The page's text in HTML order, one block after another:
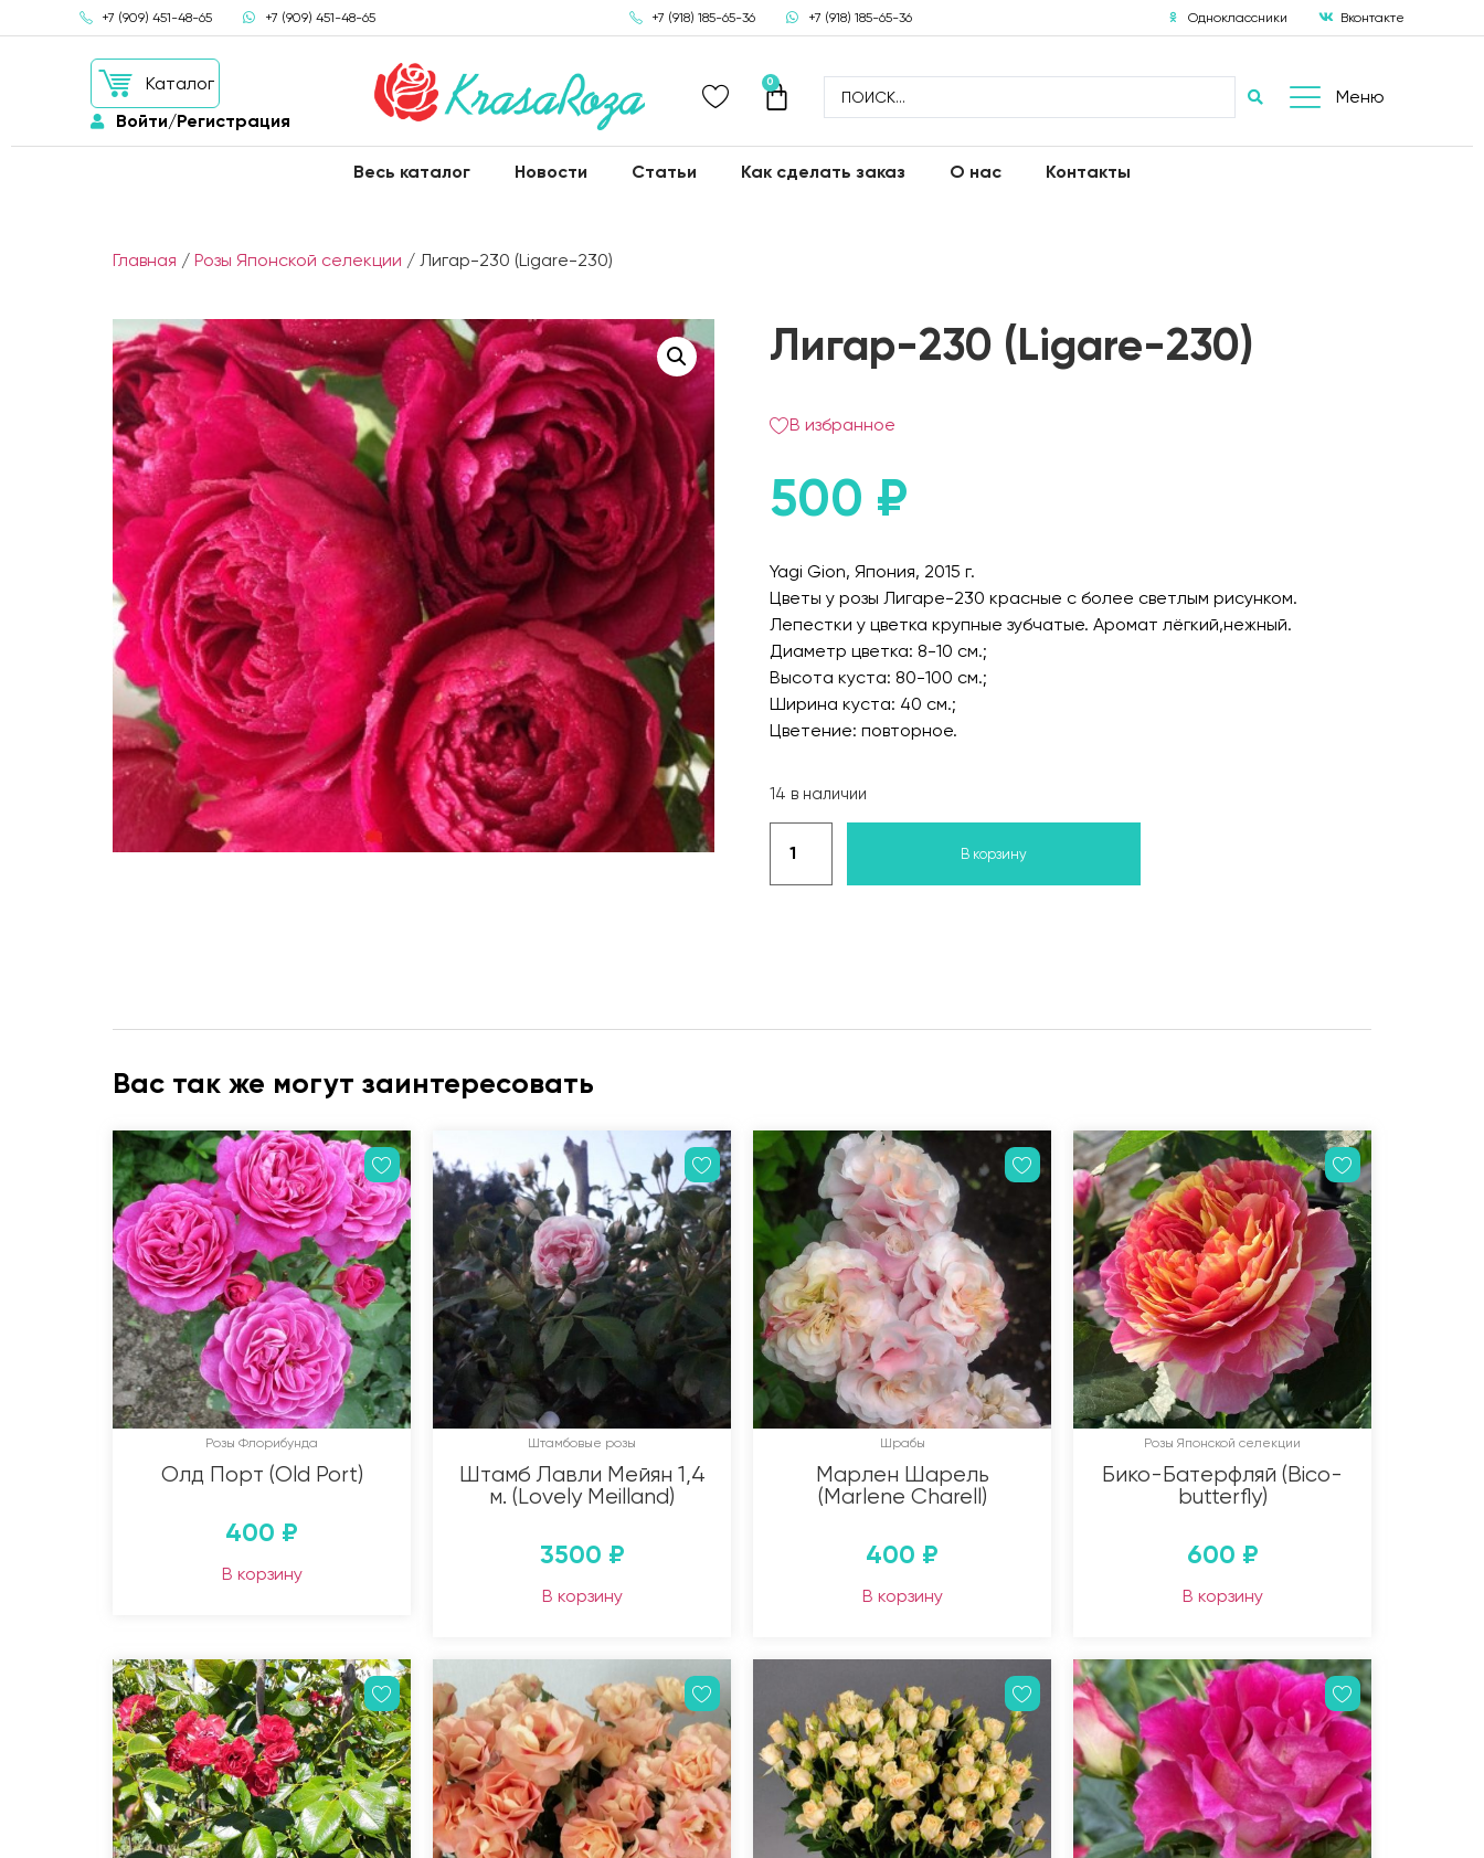
+7 (909) 451-48-65 +7 (909) 451-48-65 +7 (918) 185-65-36 +7 (918) 185-65-36 Одноклассники Вконтакте
Каталог
Войти/Регистрация
0
Меню
Весь каталог Новости Статьи Как сделать заказ О нас Контакты
Главная / Розы Японской селекции / Лигар-230 (Ligare-230)
Лигар-230 (Ligare-230)
В избранное
500 ₽
Yagi Gion, Япония, 2015 г.
Цветы у розы Лигаре-230 красные с более светлым рисунком.
Лепестки у цветка крупные зубчатые. Аромат лёгкий,нежный.
Диаметр цветка: 8-10 см.;
Высота куста: 80-100 см.;
Ширина куста: 40 см.;
Цветение: повторное.
14 в наличии
В корзину
Вас так же могут заинтересовать
Розы Флорибунда
Олд Порт (Old Port)
400 ₽
В корзину
Штамбовые розы
Штамб Лавли Мейян 1,4
м. (Lovely Meilland)
3500 ₽
В корзину
Шрабы
Марлен Шарель
(Marlene Charell)
400 ₽
В корзину
Розы Японской селекции
Бико-Батерфляй (Bico-
butterfly)
600 ₽
В корзину